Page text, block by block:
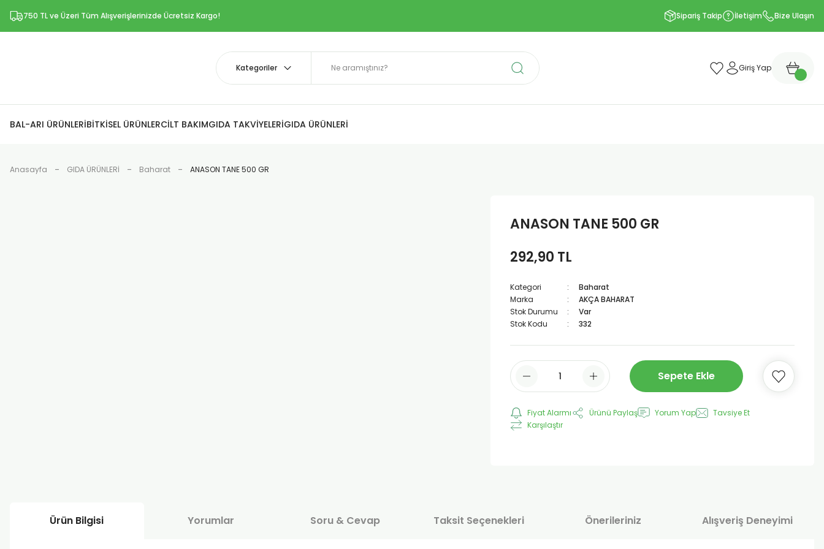
750 TL ve Üzeri Tüm Alışverişlerinizde Ücretsiz Kargo! Sipariş Takip İletişim Bize Ulaşın
Giriş Yap
BAL-ARI ÜRÜNLERİBİTKİSEL ÜRÜNLERCİLT BAKIMGIDA TAKVİYELERİGIDA ÜRÜNLERİ
Anasayfa GIDA ÜRÜNLERİ Baharat ANASON TANE 500 GR
ANASON TANE 500 GR
292,90 TL
Kategori
Baharat
Marka
AKÇA BAHARAT
Stok Durumu
Var
Stok Kodu
332
Sepete Ekle
Fiyat Alarmı Ürünü Paylaş Yorum Yap
Tavsiye Et
Karşılaştır
Ürün Bilgisi Yorumlar Soru & Cevap Taksit Seçenekleri Önerileriniz Alışveriş Deneyimi